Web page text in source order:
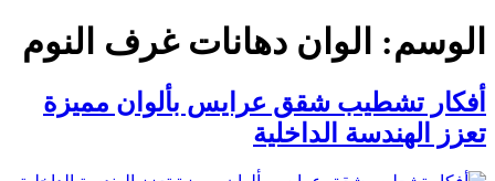
الوسم: الوان دهانات غرف النوم
أفكار تشطيب شقق عرايس بألوان مميزة
تعزز الهندسة الداخلية